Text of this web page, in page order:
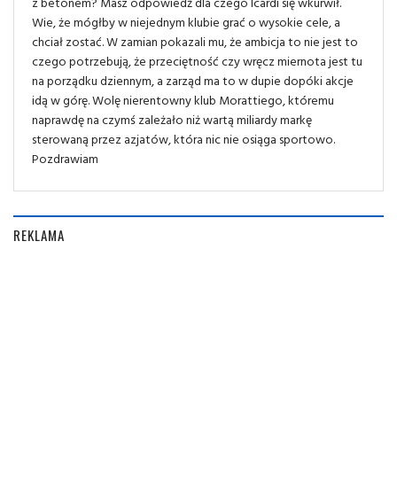
Wie, że mógłby w niejednym klubie grać o wysokie cele, a
chciał zostać. W zamian pokazali mu, że ambicja to nie jest to
czego potrzebują, że przeciętność czy wręcz miernota jest tu
na porządku dziennym, a zarząd ma to w dupie dopóki akcje
idą w górę. Wolę nierentowny klub Morattiego, któremu
naprawdę na czymś zależało niż wartą miliardy markę
sterowaną przez azjatów, która nic nie osiąga sportowo.
Pozdrawiam
REKLAMA